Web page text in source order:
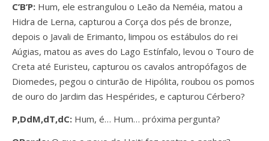
C’B’P: Hum, ele estrangulou o Leão da Neméia, matou a
Hidra de Lerna, capturou a Corça dos pés de bronze,
depois o Javali de Erimanto, limpou os estábulos do rei
Aúgias, matou as aves do Lago Estínfalo, levou o Touro de
Creta até Euristeu, capturou os cavalos antropófagos de
Diomedes, pegou o cinturão de Hipólita, roubou os pomos
de ouro do Jardim das Hespérides, e capturou Cérbero?
P,DdM,dT,dC: Hum, é… Hum… próxima pergunta?